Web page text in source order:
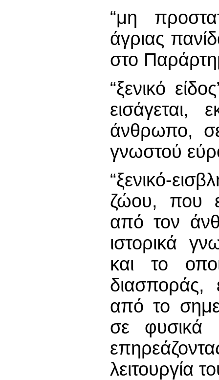
“μη
άγριας
στο
“ξενικό
άνθρωπο, σε
γνωστού
“ξενικό-
ζώου, που
από τον
ιστορικά
και το
διασποράς,
από το
σε φυσικά
λειτουργία